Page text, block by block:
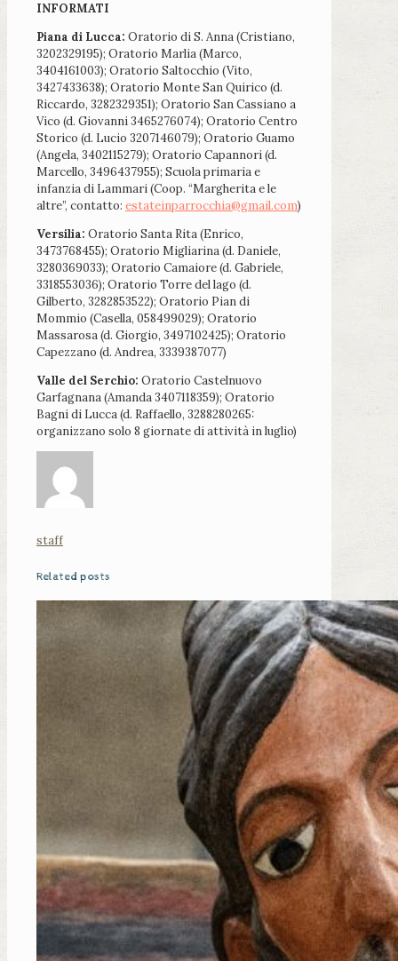
INFORMATI
Piana di Lucca: Oratorio di S. Anna (Cristiano,
3202329195); Oratorio Marlia (Marco,
3404161003); Oratorio Saltocchio (Vito,
3427433638); Oratorio Monte San Quirico (d.
Riccardo, 3282329351); Oratorio San Cassiano a
Vico (d. Giovanni 3465276074); Oratorio Centro
Storico (d. Lucio 3207146079); Oratorio Guamo
(Angela, 3402115279); Oratorio Capannori (d.
Marcello, 3496437955); Scuola primaria e
infanzia di Lammari (Coop. “Margherita e le
altre”, contatto: estateinparrocchia@gmail.com)
Versilia: Oratorio Santa Rita (Enrico,
3473768455); Oratorio Migliarina (d. Daniele,
3280369033); Oratorio Camaiore (d. Gabriele,
3318553036); Oratorio Torre del lago (d.
Gilberto, 3282853522); Oratorio Pian di
Mommio (Casella, 058499029); Oratorio
Massarosa (d. Giorgio, 3497102425); Oratorio
Capezzano (d. Andrea, 3339387077)
Valle del Serchio: Oratorio Castelnuovo
Garfagnana (Amanda 3407118359); Oratorio
Bagni di Lucca (d. Raffaello, 3288280265:
organizzano solo 8 giornate di attività in luglio)
staff
Related posts